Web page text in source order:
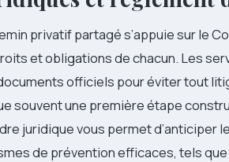
privatif partagé s’appuie sur le
et obligations de chacun. Les
officiels pour éviter tout
souvent une première étape
juridique vous permet
de prévention efficaces, tels